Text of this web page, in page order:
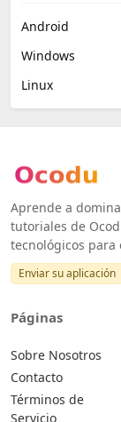
Android
Windows
Linux
Aprende a
tutoriales de
tecnológicos para
Enviar su aplicación
Páginas
Sobre Nosotros
Contacto
Términos de
Servicio